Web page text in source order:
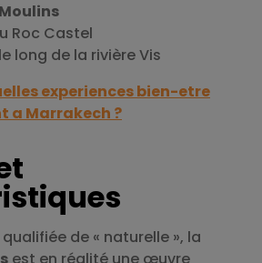
Roc Castel
long de la rivière Vis
experiences bien-etre
a Marrakech ?
de « naturelle », la